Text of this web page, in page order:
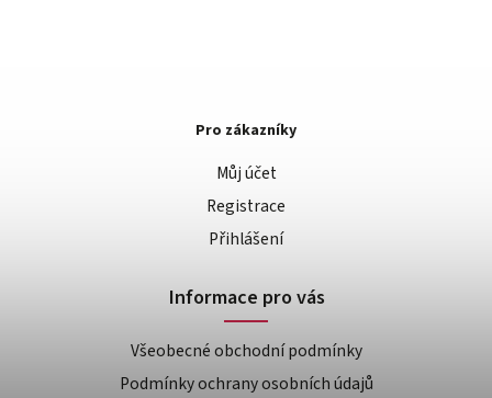
Pro zákazníky
Můj účet
Registrace
Přihlášení
Informace pro vás
Všeobecné obchodní podmínky
Podmínky ochrany osobních údajů